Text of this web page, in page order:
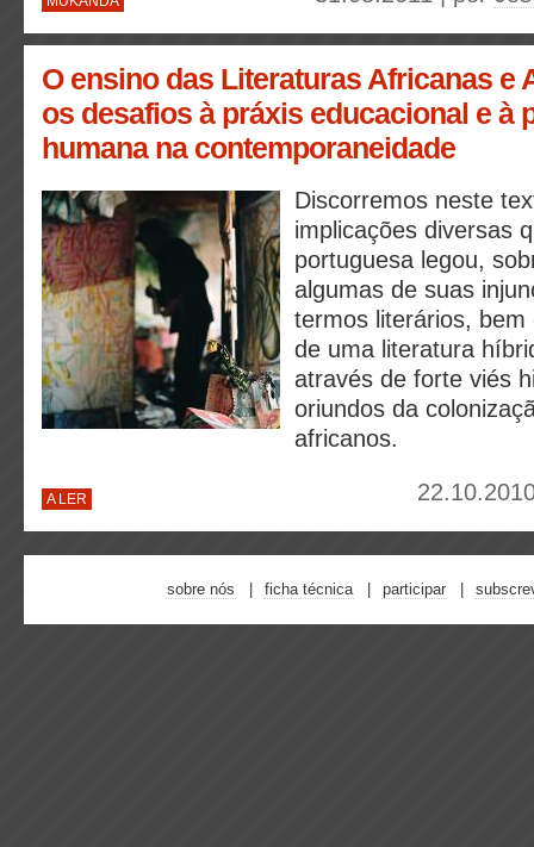
O ensino das Literaturas Africanas e
os desafios à práxis educacional e à
humana na contemporaneidade
Discorremos neste
implicações diversas
portuguesa legou,
algumas de suas
termos literários,
de uma literatura
através de forte viés
oriundos da
africanos.
A LER
sobre nós ficha técnica participar